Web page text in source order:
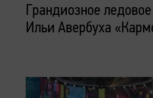
Грандиозное
Ильи Авербуха